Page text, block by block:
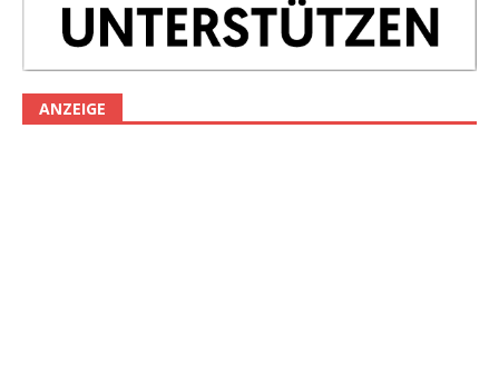
ANZEIGE